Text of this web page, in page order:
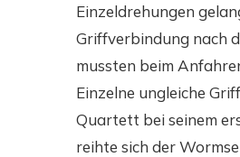
Einzeldrehungen
Griffverbindung nach
mussten beim
Einzelne ungleiche
Quartett bei seinem
reihte sich der